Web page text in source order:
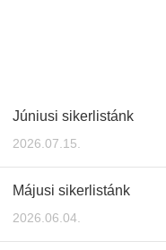
Júniusi sikerlistánk
2026.07.15.
Májusi sikerlistánk
2026.06.04.